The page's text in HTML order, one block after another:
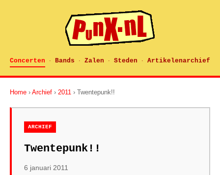
Concerten · Bands · Zalen · Steden · Artikelenarchief
Home › Archief › 2011 › Twentepunk!!
ARCHIEF
Twentepunk!!
6 januari 2011